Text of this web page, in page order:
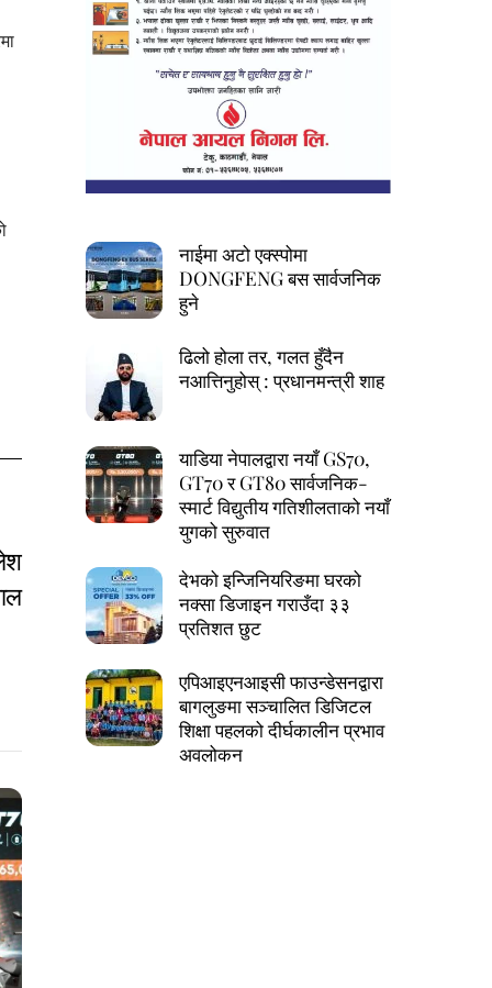
नाईमा अटो एक्स्पोमा
DONGFENG बस सार्वजनिक
हुने
ढिलो होला तर, गलत हुँदैन
नआत्तिनुहोस् : प्रधानमन्त्री शाह
याडिया नेपालद्वारा नयाँ GS70,
GT70 र GT80 सार्वजनिक-
स्मार्ट विद्युतीय गतिशीलताको नयाँ
युगको सुरुवात
देभको इन्जिनियरिङमा घरको
नक्सा डिजाइन गराउँदा ३३
प्रतिशत छुट
एपिआइएनआइसी फाउन्डेसनद्वारा
बागलुङमा सञ्चालित डिजिटल
शिक्षा पहलको दीर्घकालीन प्रभाव
अवलोकन